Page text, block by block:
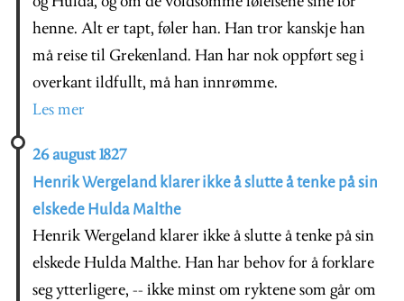
henne. Alt er tapt, føler han. Han tror kanskje han
må reise til Grekenland. Han har nok oppført seg i
overkant ildfullt, må han innrømme.
Les mer
26 august 1827
Henrik Wergeland klarer ikke å slutte å tenke på sin
elskede Hulda Malthe
Henrik Wergeland klarer ikke å slutte å tenke på sin
elskede Hulda Malthe. Han har behov for å forklare
seg ytterligere, -- ikke minst om ryktene som går om